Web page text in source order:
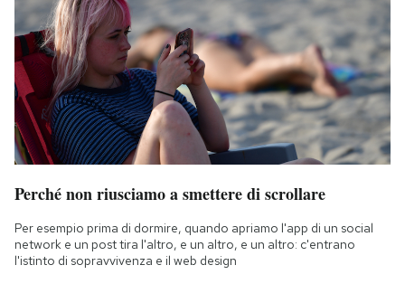
Perché non riusciamo a smettere di scrollare
Per esempio prima di dormire, quando apriamo l'app di un social
network e un post tira l'altro, e un altro, e un altro: c'entrano
l'istinto di sopravvivenza e il web design